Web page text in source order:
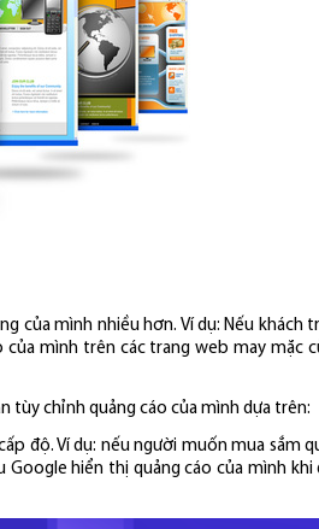
của mình nhiều hơn. Ví dụ: Nếu khách
mình trên các trang web may mặc
tùy chỉnh quảng cáo của mình dựa trên:
độ. Ví dụ: nếu người muốn mua sắm
hiển thị quảng cáo của mình